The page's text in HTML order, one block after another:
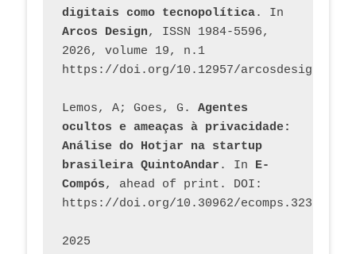
digitais como tecnopolítica
Arcos Design, ISSN 1984-5596,
2026, volume 19, n.1
https://doi.org/10.12957/
Lemos, A; Goes, G. Agentes
ocultos e ameaças à privacidade:
Análise do Hotjar na startup
brasileira QuintoAndar . In E-
Compós, ahead of print. DOI:
https://doi.org/10.30962/ecomps.3231
2025